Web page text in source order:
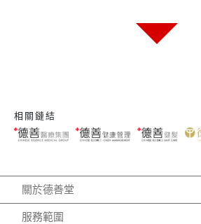
相關鏈結
關於德善堂
服務範圍